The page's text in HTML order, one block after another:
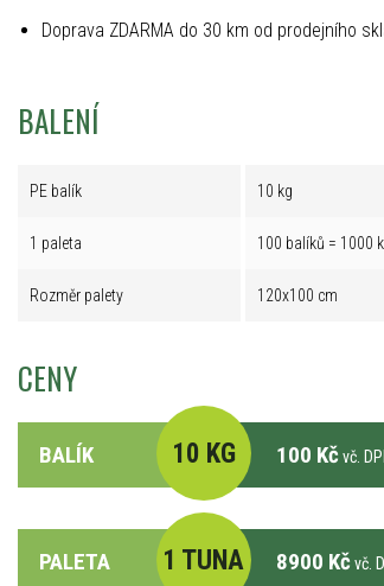
Doprava ZDARMA do 30 km od prodejního
BALENÍ
PE balík 10 kg
1 paleta 100 balíků = 1000
Rozměr palety 120x100 cm
CENY
BALÍK 10 KG 100 Kč vč.
PALETA 1 TUNA 8900 Kč vč.